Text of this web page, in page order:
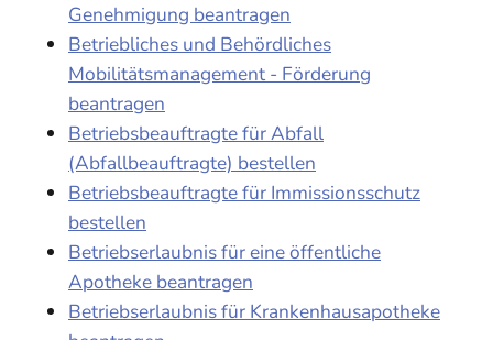
Genehmigung beantragen
Betriebliches und Behördliches
Mobilitätsmanagement - Förderung
beantragen
Betriebsbeauftragte für Abfall
(Abfallbeauftragte) bestellen
Betriebsbeauftragte für Immissionsschutz
bestellen
Betriebserlaubnis für eine öffentliche
Apotheke beantragen
Betriebserlaubnis für Krankenhausapotheke